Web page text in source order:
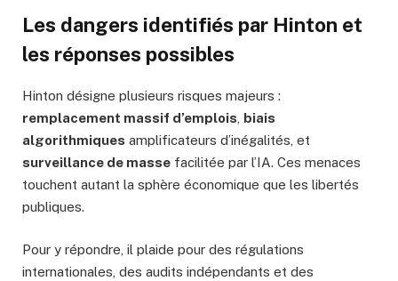
Les dangers identifiés par Hinton et
les réponses possibles
Hinton désigne plusieurs risques majeurs :
remplacement massif d’emplois biais
algorithmiques amplificateurs d’inégalités, et
surveillance de masse facilitée par l’IA. Ces menaces
touchent autant la sphère économique que les libertés
publiques.
Pour y répondre, il plaide pour des régulations
internationales, des audits indépendants et des